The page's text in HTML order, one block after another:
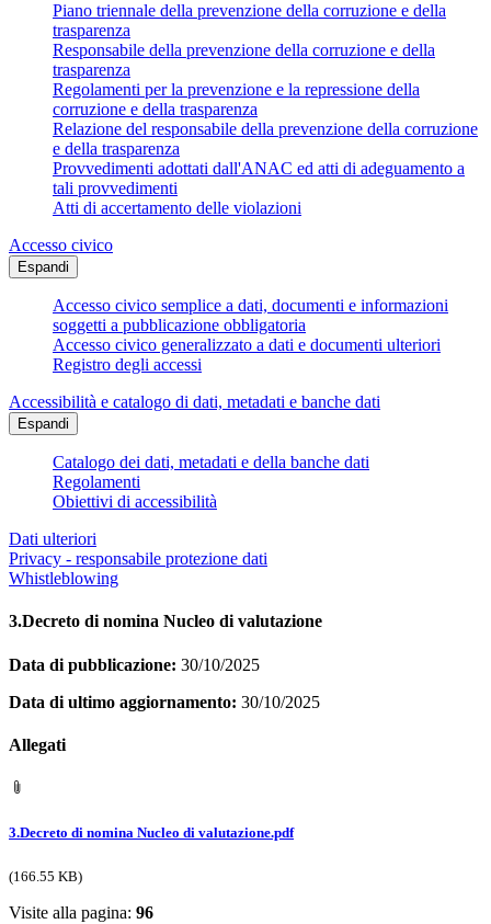
Piano triennale della prevenzione della corruzione e della
trasparenza
Responsabile della prevenzione della corruzione e della
trasparenza
Regolamenti per la prevenzione e la repressione della
corruzione e della trasparenza
Relazione del responsabile della prevenzione della corruzione
e della trasparenza
Provvedimenti adottati dall'ANAC ed atti di adeguamento a
tali provvedimenti
Atti di accertamento delle violazioni
Accesso civico
Espandi
Accesso civico semplice a dati, documenti e informazioni
soggetti a pubblicazione obbligatoria
Accesso civico generalizzato a dati e documenti ulteriori
Registro degli accessi
Accessibilità e catalogo di dati, metadati e banche dati
Espandi
Catalogo dei dati, metadati e della banche dati
Regolamenti
Obiettivi di accessibilità
Dati ulteriori
Privacy - responsabile protezione dati
Whistleblowing
3.Decreto di nomina Nucleo di valutazione
Data di pubblicazione: 30/10/2025
Data di ultimo aggiornamento: 30/10/2025
Allegati
3.Decreto di nomina Nucleo di valutazione.pdf
(166.55 KB)
Visite alla pagina: 96